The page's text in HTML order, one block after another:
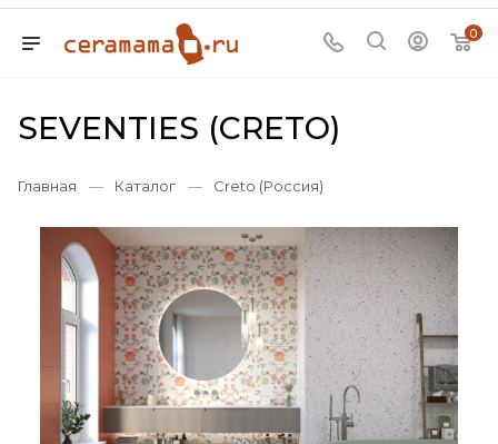
0
SEVENTIES (CRETO)
Главная — Каталог — Creto (Россия)